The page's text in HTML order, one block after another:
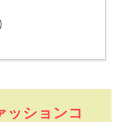
ッションコ